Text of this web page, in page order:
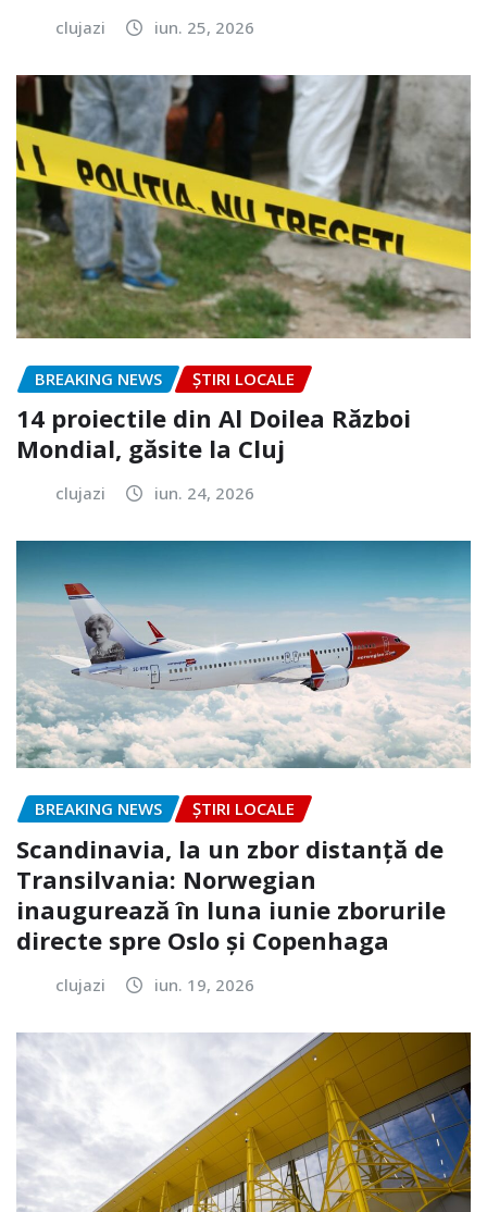
clujazi iun. 25, 2026
BREAKING NEWS ȘTIRI LOCALE
14 proiectile din Al Doilea Război
Mondial, găsite la Cluj
clujazi iun. 24, 2026
BREAKING NEWS ȘTIRI LOCALE
Scandinavia, la un zbor distanță de
Transilvania: Norwegian
inaugurează în luna iunie zborurile
directe spre Oslo și Copenhaga
clujazi iun. 19, 2026